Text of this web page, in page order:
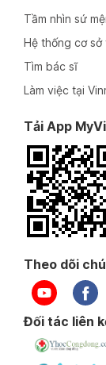
Tầm nhìn sứ
Hệ thống cơ sở
Tìm bác sĩ
Làm việc tại
Tải App
Theo dõi
Đối tác liên